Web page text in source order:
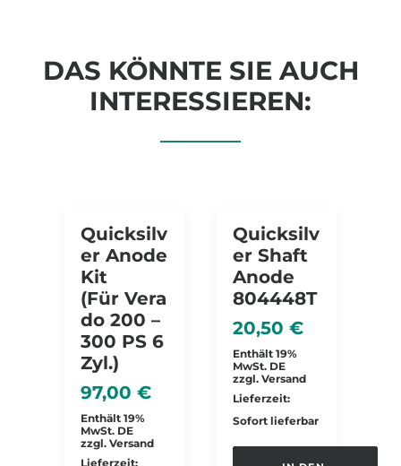
DAS KÖNNTE SIE AUCH
INTERESSIEREN:
Quicksilv
Er Anode
Kit
(für Vera
Do 200 –
300 PS 6
Zyl.)
97,00 €
Enthält 19%
MwSt. DE
zzgl. Versand
Lieferzeit:
Quicksilv
Er Shaft
Anode
804448T
20,50 €
Enthält 19%
MwSt. DE
zzgl. Versand
Lieferzeit:
Sofort lieferbar